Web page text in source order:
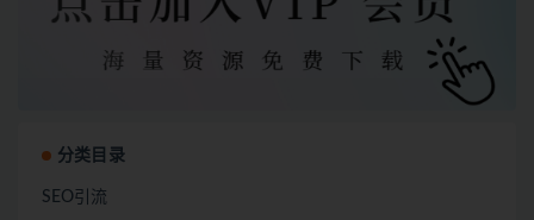
分类目录
SEO引流